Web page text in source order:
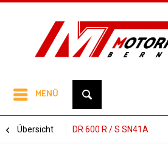
MENÜ
Übersicht DR 600 R / S SN41A